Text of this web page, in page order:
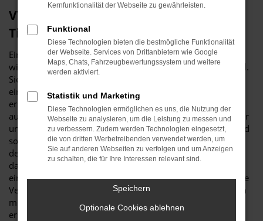
VW Tiguan Gebrauchtwagen – unser
Tipp für Essen
Ein VW Tiguan Gebrauchtwagen ist vor allem aus
wirtschaftlichen Erwägungen heraus eine erstklassige Wahl.
Sie sparen schlichtweg eine Menge Geld, wenn Sie sich für
ein gebrauchtes Modell entscheiden und sind trotzdem
erstklassig in Essen unterwegs. Was Budde Automobile
auszeichnet, ist unsere Meisterwerkstatt. Wir verfügen über
umfassende Kapazitäten und diverse Hebebühnen und sind
somit in der Lage, jeden VW Tiguan Gebrauchtwagen vor
dem Verkauf nach Essen genau zu überprüfen. Warum wir
das tun? Ganz einfach, um Ihnen einen rundum
einwandfreien Wagen „servieren“ zu können, was selbst die
Verschleißteile einschließt. Ein VW Tiguan Gebrauchtwagen
muss keineswegs ein Kompromiss sein, sondern ist ein
erstklassiges Fahrzeug in Topzustand.
Kernfunktionalität der Webseite zu gewährleisten.
Funktional
Diese Technologien bieten die bestmögliche Funktionalität
der Webseite. Services von Drittanbietern wie Google
Maps, Chats, Fahrzeugbewertungssystem und weitere
werden aktiviert.
Statistik und Marketing
Diese Technologien ermöglichen es uns, die Nutzung der
Webseite zu analysieren, um die Leistung zu messen und
zu verbessern. Zudem werden Technologien eingesetzt,
die von dritten Werbetreibenden verwendet werden, um
Sie auf anderen Webseiten zu verfolgen und um Anzeigen
zu schalten, die für Ihre Interessen relevant sind.
Speichern
Optionale Cookies ablehnen